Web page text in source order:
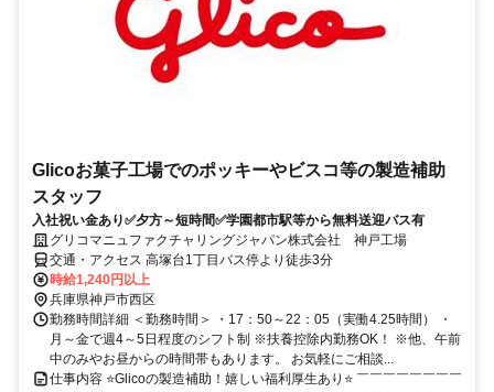
Glicoお菓子工場でのポッキーやビスコ等の製造補助
スタッフ
入社祝い金あり✅夕方～短時間✅学園都市駅等から無料送迎バス有
グリコマニュファクチャリングジャパン株式会社 神戸工場
交通・アクセス 高塚台1丁目バス停より徒歩3分
時給1,240円以上
兵庫県神戸市西区
勤務時間詳細 ＜勤務時間＞ ・17：50～22：05（実働4.25時間） ・
月～金で週4～5日程度のシフト制 ※扶養控除内勤務OK！ ※他、午前
中のみやお昼からの時間帯もあります。 お気軽にご相談...
仕事内容 ⭐Glicoの製造補助！嬉しい福利厚生あり⭐ ￣￣￣￣￣￣￣￣